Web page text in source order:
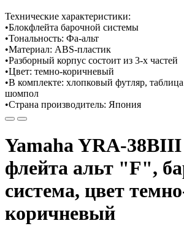
Технические характеристики:
•Блокфлейта барочной системы
•Тональность: Фа-альт
•Материал: ABS-пластик
•Разборный корпус состоит из 3-х частей
•Цвет: темно-коричневый
•В комплекте: хлопковый футляр,
шомпол
•Страна производитель: Япония
Yamaha YRA-
флейта альт "F",
система, цвет
коричневый